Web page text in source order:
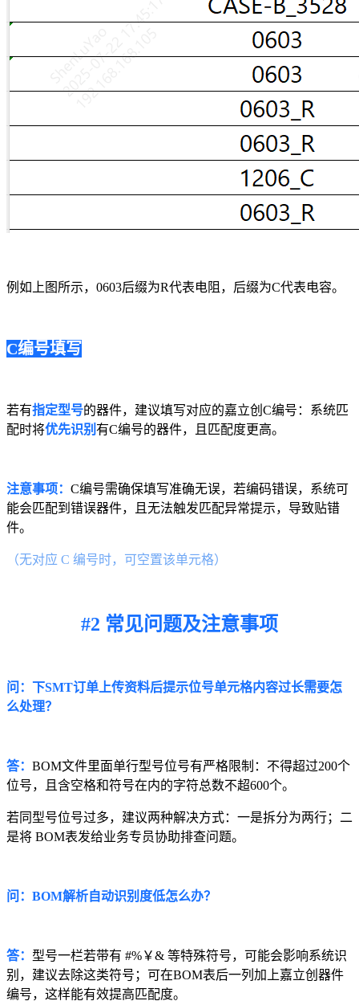
例如上图所示，0603后缀为R代表电阻，后缀为C代表电容。
C编号填写
若有指定型号的器件，建议填写对应的嘉立创C编号：系统匹
配时将优先识别 有C编号的器件，且匹配度更高。
注意事项： C编号需确保填写准确无误，若编码错误，系统可
能会匹配到错误器件，且无法触发匹配异常提示，导致贴错
件。
（无对应 C 编号时，可空置该单元格）
#2 常见问题及注意事项
问：下SMT订单上传资料后提示位号单元格内容过长需要怎
么处理？
答： BOM文件里面单行型号位号有严格限制：不得超过200个
位号，且含空格和符号在内的字符总数不超600个。
若同型号位号过多，建议两种解决方式：一是拆分为两行；二
是将 BOM表发给业务专员协助排查问题。
问：BOM解析自动识别度低怎么办？
答： 型号一栏若带有 #%￥& 等特殊符号，可能会影响系统识
别，建议去除这类符号；可在BOM表后一列加上嘉立创器件
编号，这样能有效提高匹配度。